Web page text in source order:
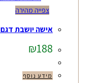
צפייה מהירה
אישה יושבת דגם NIRVANA
₪188
מידע נוסף